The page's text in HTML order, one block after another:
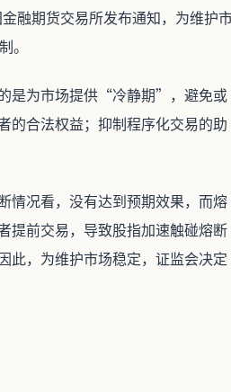
融期货交易所发布通知，为维护
。
是为市场提供“冷静期”，避免或
的合法权益；抑制程序化交易的助
情况看，没有达到预期效果，而熔
前交易，导致股指加速触碰熔断
此，为维护市场稳定，证监会决定